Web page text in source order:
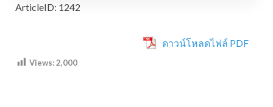
ArticleID: 1242
ดาวน์โหลดไฟล์ PDF
Views:2,000